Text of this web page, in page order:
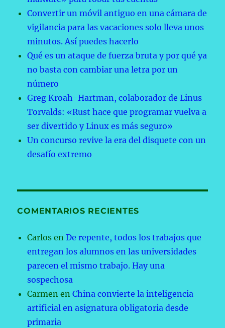
Convertir un móvil antiguo en una cámara de
vigilancia para las vacaciones solo lleva unos
minutos. Así puedes hacerlo
Qué es un ataque de fuerza bruta y por qué ya
no basta con cambiar una letra por un
número
Greg Kroah-Hartman, colaborador de Linus
Torvalds: «Rust hace que programar vuelva a
ser divertido y Linux es más seguro»
Un concurso revive la era del disquete con un
desafío extremo
COMENTARIOS RECIENTES
Carlos enDe repente, todos los trabajos que
entregan los alumnos en las universidades
parecen el mismo trabajo. Hay una
sospechosa
Carmen enChina convierte la inteligencia
artificial en asignatura obligatoria desde
primaria